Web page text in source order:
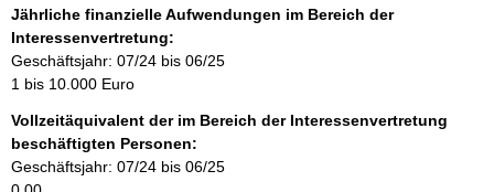
f
o
r
m
t
i
o
Jährliche finanzielle Aufwendungen im Bereich der
Interessenvertretung:
Geschäftsjahr: 07/24 bis 06/25
1 bis 10.000 Euro
Vollzeitäquivalent der im Bereich der Interessenvertretung
beschäftigten Personen:
Geschäftsjahr: 07/24 bis 06/25